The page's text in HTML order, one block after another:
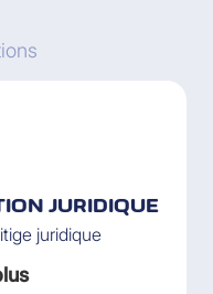
JURIDIQUE
juridique